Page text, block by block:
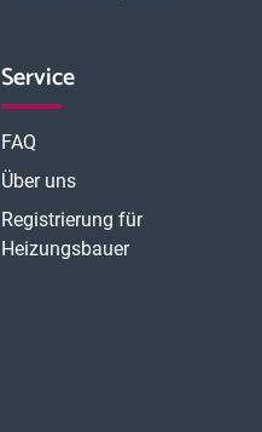
Service
FAQ
Über uns
Registrierung für
Heizungsbauer